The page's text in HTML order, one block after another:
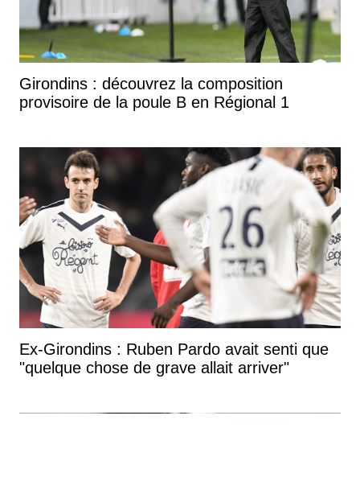
Girondins : découvrez la composition
provisoire de la poule B en Régional 1
Ex-Girondins : Ruben Pardo avait senti que
"quelque chose de grave allait arriver"